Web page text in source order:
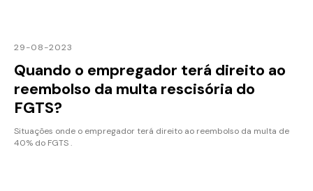
29-08-2023
Quando o empregador terá direito ao
reembolso da multa rescisória do
FGTS?
Situações onde o empregador terá direito ao reembolso da multa de
40% do FGTS .